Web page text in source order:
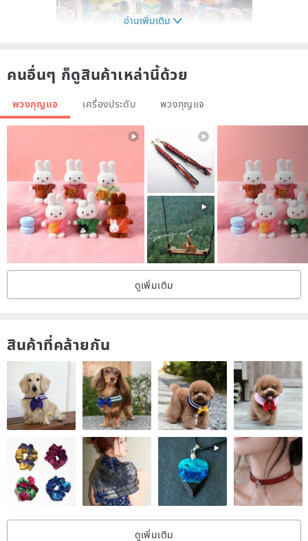
อ่านเพิ่มเติม
คนอื่นๆ ก็ดูสินค้าเหล่านี้ด้วย
พวงกุญแจ เครื่องประดับ พวงกุญแจ
ดูเพิ่มเติม
สินค้าที่คล้ายกัน
ดูเพิ่มเติม